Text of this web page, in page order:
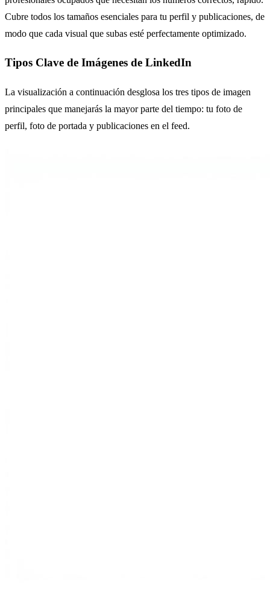
Cubre todos los tamaños esenciales para tu perfil y publicaciones, de
modo que cada visual que subas esté perfectamente optimizado.
Tipos Clave de Imágenes de LinkedIn
La visualización a continuación desglosa los tres tipos de imagen
principales que manejarás la mayor parte del tiempo: tu foto de
perfil, foto de portada y publicaciones en el feed.